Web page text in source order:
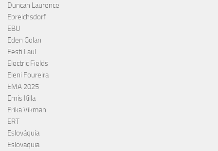
Duncan Laurence
Ebreichsdorf
EBU
Eden Golan
Eesti Laul
Electric Fields
Eleni Foureira
EMA 2025
Emis Killa
Erika Vikman
ERT
Eslováquia
Eslovaquia